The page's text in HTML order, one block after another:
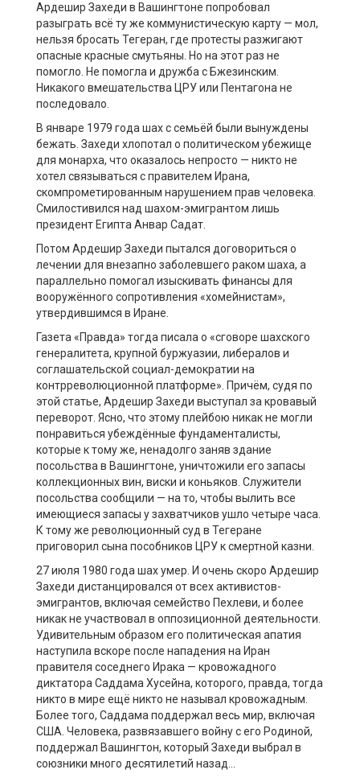
Ардешир Захеди в Вашингтоне попробовал
разыграть всё ту же коммунистическую карту — мол,
нельзя бросать Тегеран, где протесты разжигают
опасные красные смутьяны. Но на этот раз не
помогло. Не помогла и дружба с Бжезинским.
Никакого вмешательства ЦРУ или Пентагона не
последовало.
В январе 1979 года шах с семьёй были вынуждены
бежать. Захеди хлопотал о политическом убежище
для монарха, что оказалось непросто — никто не
хотел связываться с правителем Ирана,
скомпрометированным нарушением прав человека.
Смилостивился над шахом-эмигрантом лишь
президент Египта Анвар Садат.
Потом Ардешир Захеди пытался договориться о
лечении для внезапно заболевшего раком шаха, а
параллельно помогал изыскивать финансы для
вооружённого сопротивления «хомейнистам»,
утвердившимся в Иране.
Газета «Правда» тогда писала о «сговоре шахского
генералитета, крупной буржуазии, либералов и
соглашательской социал-демократии на
контрреволюционной платформе». Причём, судя по
этой статье, Ардешир Захеди выступал за кровавый
переворот. Ясно, что этому плейбою никак не могли
понравиться убеждённые фундаменталисты,
которые к тому же, ненадолго заняв здание
посольства в Вашингтоне, уничтожили его запасы
коллекционных вин, виски и коньяков. Служители
посольства сообщили — на то, чтобы вылить все
имеющиеся запасы у захватчиков ушло четыре часа.
К тому же революционный суд в Тегеране
приговорил сына пособников ЦРУ к смертной казни.
27 июля 1980 года шах умер. И очень скоро Ардешир
Захеди дистанцировался от всех активистов-
эмигрантов, включая семейство Пехлеви, и более
никак не участвовал в оппозиционной деятельности.
Удивительным образом его политическая апатия
наступила вскоре после нападения на Иран
правителя соседнего Ирака — кровожадного
диктатора Саддама Хусейна, которого, правда, тогда
никто в мире ещё никто не называл кровожадным.
Более того, Саддама поддержал весь мир, включая
США. Человека, развязавшего войну с его Родиной,
поддержал Вашингтон, который Захеди выбрал в
союзники много десятилетий назад…